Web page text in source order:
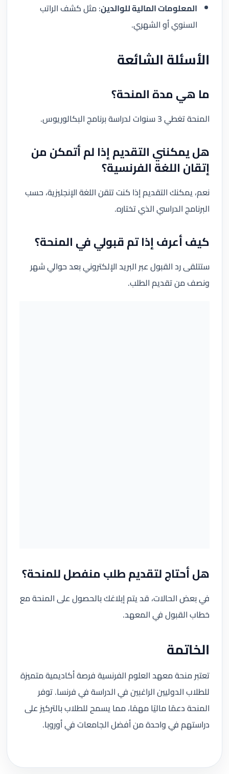
المعلومات المالية للوالدين: مثل كشف الراتب
السنوي أو الشهري.
الأسئلة الشائعة
ما هي مدة المنحة؟
المنحة تغطي 3 سنوات لدراسة برنامج البكالوريوس.
هل يمكنني التقديم إذا لم أتمكن من
إتقان اللغة الفرنسية؟
نعم، يمكنك التقديم إذا كنت تتقن اللغة الإنجليزية، حسب
البرنامج الدراسي الذي تختاره.
كيف أعرف إذا تم قبولي في المنحة؟
ستتلقى رد القبول عبر البريد الإلكتروني بعد حوالي شهر
ونصف من تقديم الطلب.
هل أحتاج لتقديم طلب منفصل للمنحة؟
في بعض الحالات، قد يتم إبلاغك بالحصول على المنحة مع
خطاب القبول في المعهد.
الخاتمة
تعتبر منحة معهد العلوم الفرنسية فرصة أكاديمية متميزة
للطلاب الدوليين الراغبين في الدراسة في فرنسا. توفر
المنحة دعمًا ماليًا مهمًا، مما يسمح للطلاب بالتركيز على
دراستهم في واحدة من أفضل الجامعات في أوروبا.